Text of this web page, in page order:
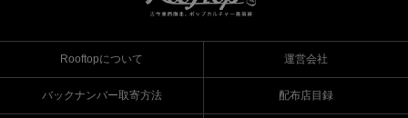
Rooftopについて 運営会社
バックナンバー取寄方法 配布店目録